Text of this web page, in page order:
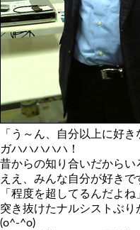
「う～ん、自分以上に好
ガハハハハハ！
昔からの知り合いだからい
ええ、みんな自分が好きで
「程度を超してるんだよね
突き抜けたナルシストぶり
(o^-^o)